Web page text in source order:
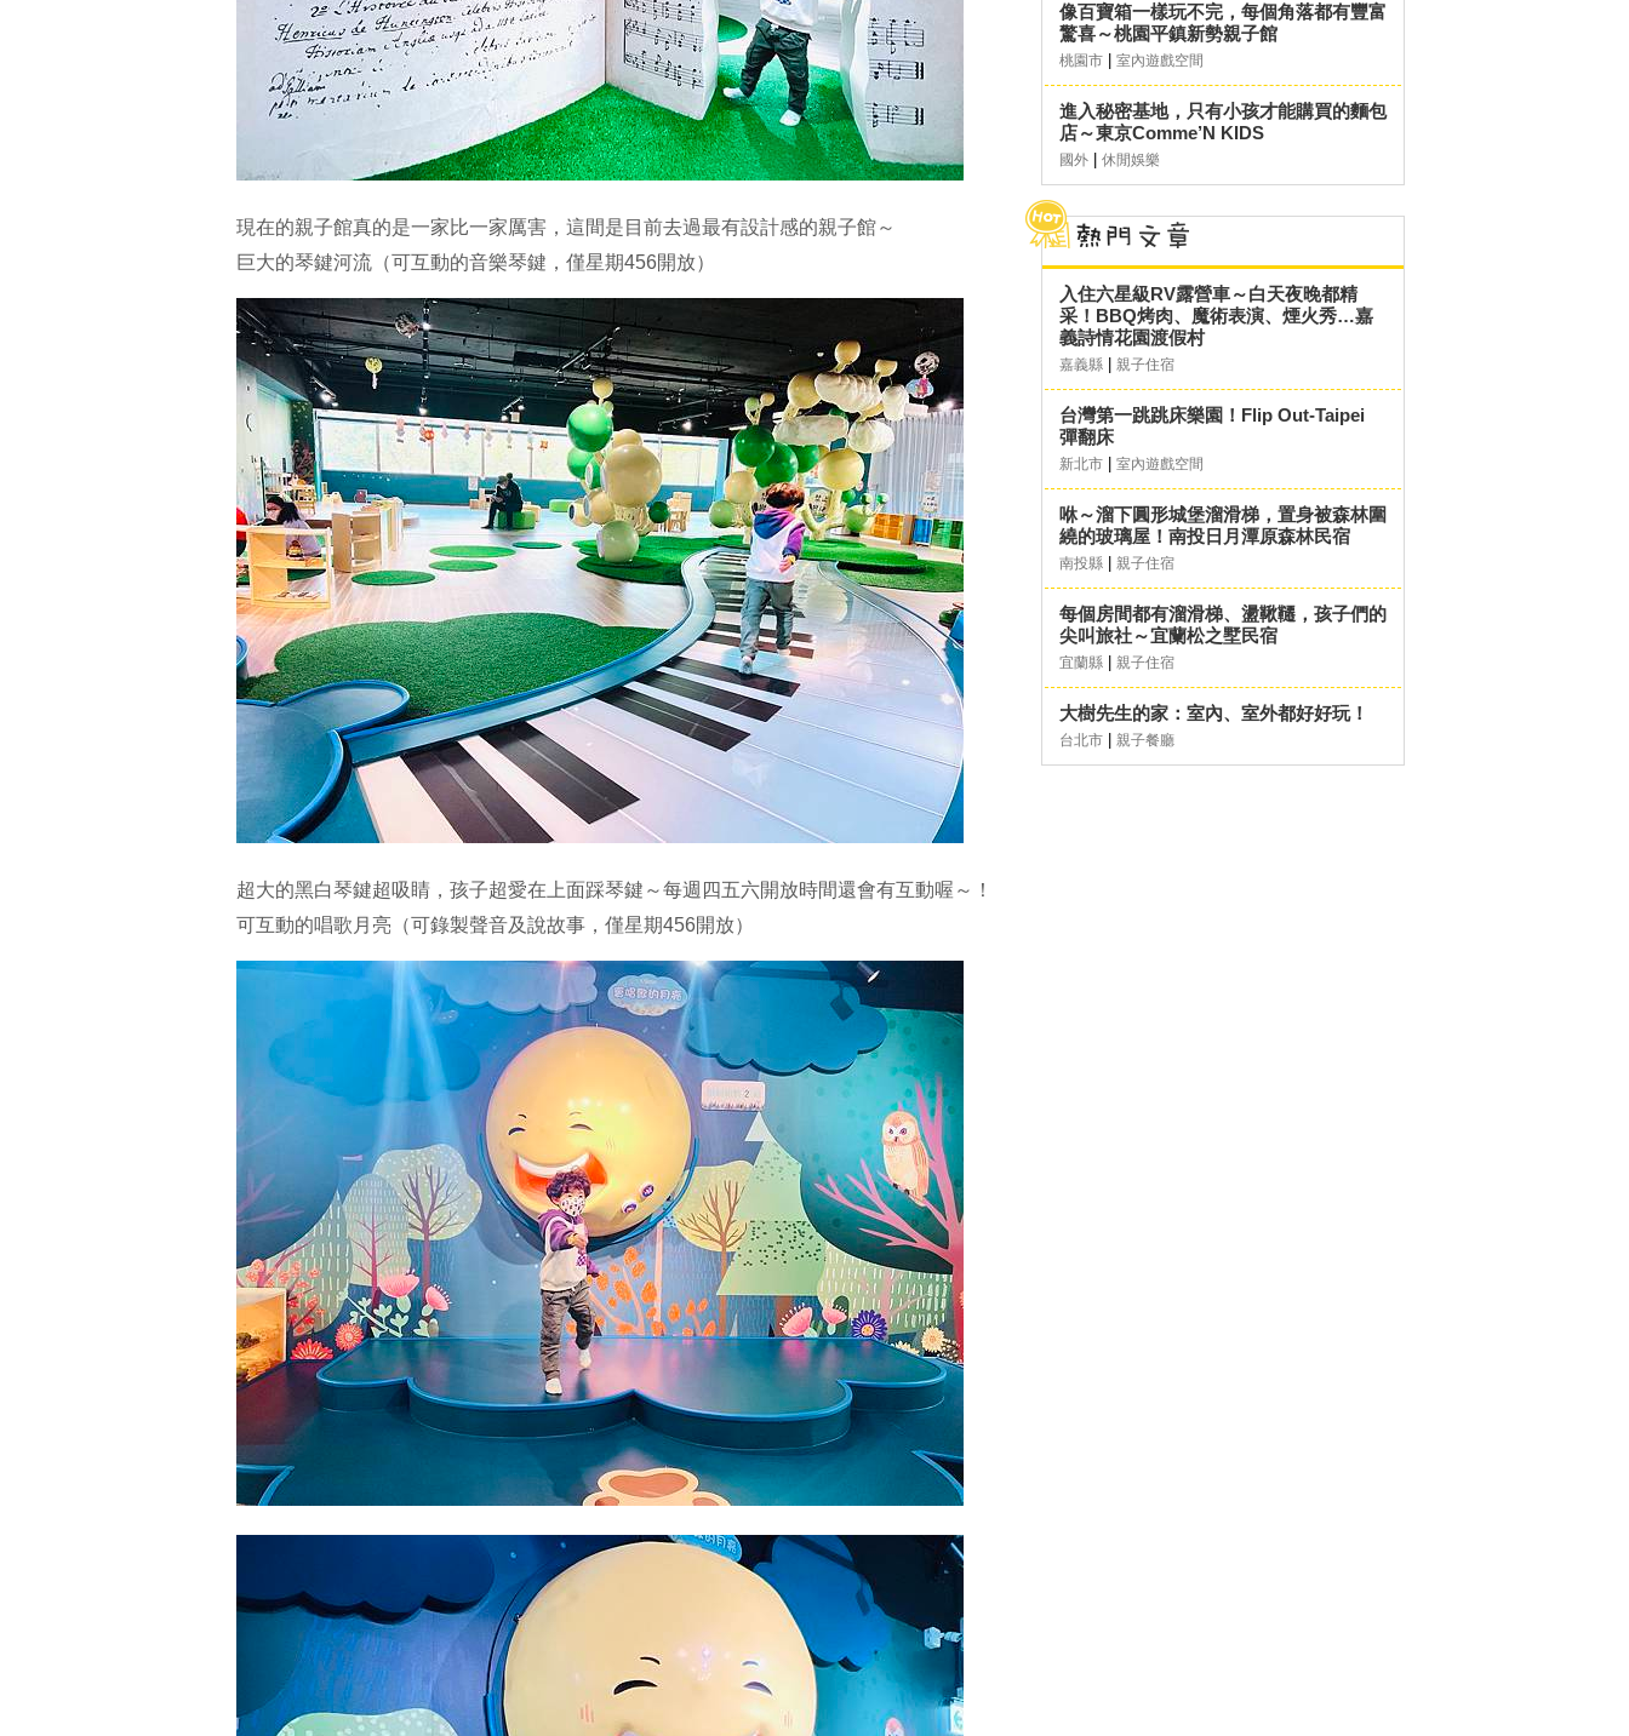
現在的親子館真的是一家比一家厲害，這間是目前去過最有設計感的親子館～
巨大的琴鍵河流（可互動的音樂琴鍵，僅星期456開放）
超大的黑白琴鍵超吸睛，孩子超愛在上面踩琴鍵～每週四五六開放時間還會有互動喔～！
可互動的唱歌月亮（可錄製聲音及說故事，僅星期456開放）
像百寶箱一樣玩不完，每個角落都有豐富
驚喜～桃園平鎮新勢親子館
桃園市 室內遊戲空間
進入秘密基地，只有小孩才能購買的麵包
店～東京Comme’N KIDS
國外 休閒娛樂
入住六星級RV露營車～白天夜晚都精
采！BBQ烤肉、魔術表演、煙火秀…嘉
義詩情花園渡假村
嘉義縣 親子住宿
台灣第一跳跳床樂園！Flip Out-Taipei
彈翻床
新北市 室內遊戲空間
咻～溜下圓形城堡溜滑梯，置身被森林圍
繞的玻璃屋！南投日月潭原森林民宿
南投縣 親子住宿
每個房間都有溜滑梯、盪鞦韆，孩子們的
尖叫旅社～宜蘭松之墅民宿
宜蘭縣 親子住宿
大樹先生的家：室內、室外都好好玩！
台北市 親子餐廳